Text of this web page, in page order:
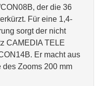
der die 36
Für eine 1,4-
sorgt der nicht
CAMEDIA TELE
Er macht aus
Zooms 200 mm